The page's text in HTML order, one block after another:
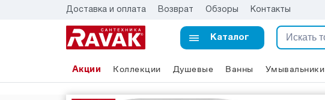
Доставка и оплата Возврат Обзоры Контакты
Каталог
Акции Коллекции Душевые Ванны Умывальники